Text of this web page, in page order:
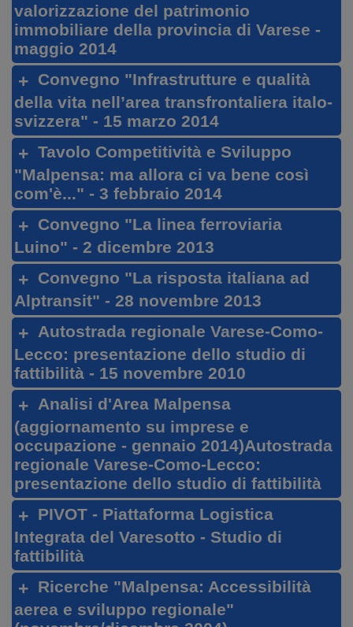
valorizzazione del patrimonio
immobiliare della provincia di Varese -
maggio 2014
Convegno "Infrastrutture e qualità
della vita nell’area transfrontaliera italo-
svizzera" - 15 marzo 2014
Tavolo Competitività e Sviluppo
"Malpensa: ma allora ci va bene così
com'è..." - 3 febbraio 2014
Convegno "La linea ferroviaria
Luino" - 2 dicembre 2013
Convegno "La risposta italiana ad
Alptransit" - 28 novembre 2013
Autostrada regionale Varese-Como-
Lecco: presentazione dello studio di
fattibilità - 15 novembre 2010​​​​​​
Analisi d'Area Malpensa
(aggiornamento su imprese e
occupazione - gennaio 2014)Autostrada
regionale Varese-Como-Lecco:
presentazione dello studio di fattibilità
PIVOT - Piattaforma Logistica
Integrata del Varesotto - Studio di
fattibilità
Ricerche "Malpensa: Accessibilità
aerea e sviluppo regionale"